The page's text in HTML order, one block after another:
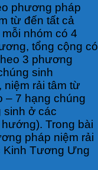
phương pháp
từ đến tất cả
nhóm có 4
tổng cộng có
3 phương
sinh
niệm rải tâm từ
– 7 hạng chúng
sinh ở các
Trong bài
pháp niệm rải
Kinh Tương Ưng